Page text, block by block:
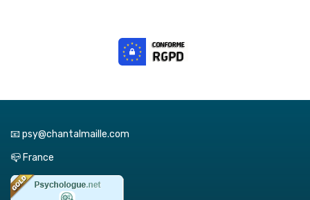
📧 psy@chantalmaille.com
📪 France